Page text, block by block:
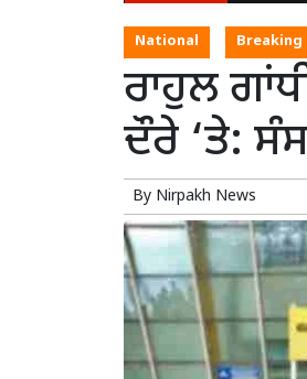
National Breaking
ਰਾਹੁਲ
ਦੌਰੇ ‘ਤੇ:
By Nirpakh News